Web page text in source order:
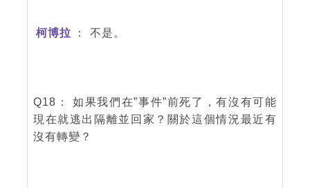
柯博拉 ： 不是。
Q18： 如果我們在”事件”前死了，有沒有可能
現在就逃出隔離並回家？關於這個情況最近有
沒有轉變？